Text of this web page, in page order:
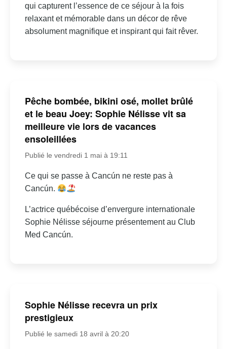
qui capturent l’essence de ce séjour à la fois
relaxant et mémorable dans un décor de rêve
absolument magnifique et inspirant qui fait rêver.
Pêche bombée, bikini osé, mollet brûlé
et le beau Joey: Sophie Nélisse vit sa
meilleure vie lors de vacances
ensoleillées
Publié le vendredi 1 mai à 19:11
Ce qui se passe à Cancún ne reste pas à
Cancún.
L’actrice québécoise d’envergure internationale
Sophie Nélisse séjourne présentement au Club
Med Cancún.
Sophie Nélisse recevra un prix
prestigieux
Publié le samedi 18 avril à 20:20